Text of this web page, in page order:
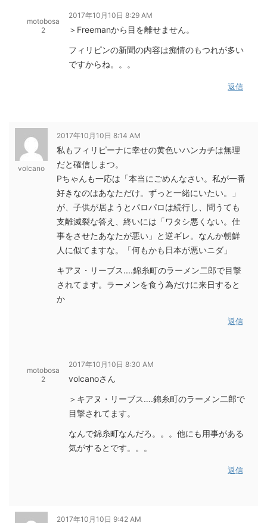
motobosa
2
2017年10月10日 8:29 AM
＞Freemanから目を離せません。
フィリピンの新聞の内容は痴情のもつれが多い
ですからね。。。
返信
volcano
2017年10月10日 8:14 AM
私もフィリピーナに幸せの黄色いハンカチは無理
だと確信しまつ。
Pちゃんも一応は「本当にごめんなさい。私が一番
好きなのはあなただけ。ずっと一緒にいたい。」
が、子供が居ようとパロパロは続行し、問うても
支離滅裂な答え、終いには「ワタシ悪くない。仕
事をさせたあなたが悪い」と逆ギレ。なんか朝鮮
人に似てますな。「何もかも日本が悪いニダ」
キアヌ・リーブス....錦糸町のラーメン二郎で目撃
されてます。ラーメンを食う為だけに来日すると
か
返信
motobosa
2
2017年10月10日 8:30 AM
volcanoさん
＞キアヌ・リーブス….錦糸町のラーメン二郎で
目撃されてます。
なんで錦糸町なんだろ。。。他にも用事がある
気がするとです。。。
返信
2017年10月10日 9:42 AM